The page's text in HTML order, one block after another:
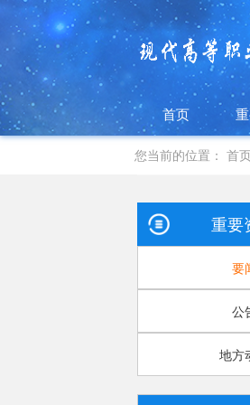
首页
您当前的位置：首
重要
要
公
地方